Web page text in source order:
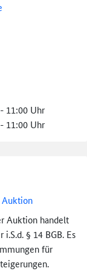
11:00 Uhr
11:00 Uhr
Auktion handelt
§ 14 BGB. Es
für